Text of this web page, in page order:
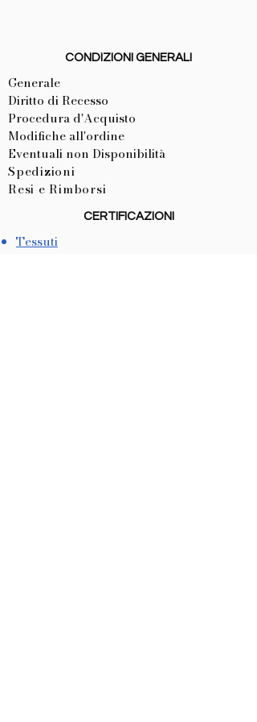
CONDIZIONI GENERALI
Generale
Diritto di Recesso
Procedura d'Acquisto
Modifiche all'ordine
Eventuali non Disponibilità
Spedizioni
Resi e Rimborsi
CERTIFICAZIONI
Tessuti